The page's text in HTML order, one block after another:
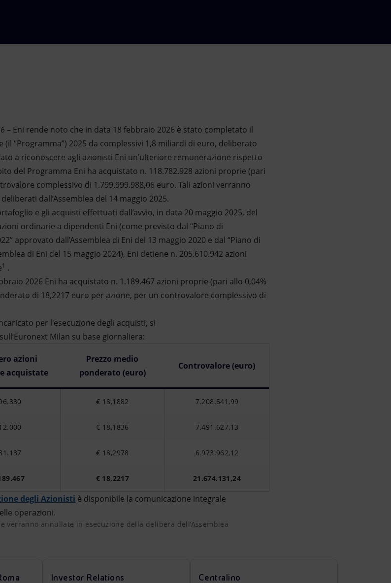
– Eni rende noto che in data 18 febbraio 2026 è stato completato il
“Programma”) 2025 da complessivi 1,8 miliardi di euro, deliberato
a riconoscere agli azionisti Eni un’ulteriore remunerazione rispetto
del Programma Eni ha acquistato n. 118.782.928 azioni proprie (pari
complessivo di 1.799.999.988,06 euro. Tali azioni verranno
dall’Assemblea del 14 maggio 2025.
e gli acquisti effettuati dall’avvio, in data 20 maggio 2025, del
ordinarie a dipendenti Eni (come previsto dal “Piano di
approvato dall’Assemblea di Eni del 13 maggio 2020 e dal “Piano di
di Eni del 15 maggio 2024), Eni detiene n. 205.610.942 azioni
1 .
2026 Eni ha acquistato n. 1.189.467 azioni proprie (pari allo 0,04%
di 18,2217 euro per azione, per un controvalore complessivo di
per l'esecuzione degli acquisti, si
Milan su base giornaliera:
azioni
acquistate
Prezzo medio
ponderato (euro)
Controvalore (euro)
€ 18,1882 7.208.541,99
€ 18,1836 7.491.627,13
€ 18,2978 6.973.962,12
€ 18,2217 21.674.131,24
degli Azionisti è disponibile la comunicazione integrale
operazioni.
annullate in esecuzione della delibera dell’Assemblea straordinaria del 14 maggio 2025.
verranno annullate in esecuzione della delibera dell’Assemblea
Investor Relations Centralino